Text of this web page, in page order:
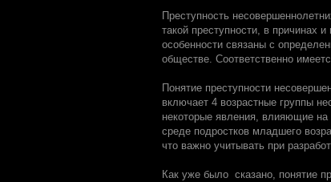
Преступность
такой преступности, в причинах
особенности связаны с
обществе. Соответственно
Понятие преступности
включает 4 возрастные группы
некоторые явления, влияющие на
среде подростков младшего
что важно учитывать при
Как уже было сказано, понятие